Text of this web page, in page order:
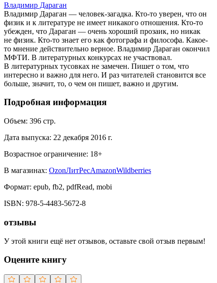
Владимир Дараган
Владимир Дараган — человек-загадка. Кто-то уверен, что он
физик и к литературе не имеет никакого отношения. Кто-то
убежден, что Дараган — очень хороший прозаик, но никак
не физик. Кто-то знает его как фотографа и философа. Какое-
то мнение действительно верное. Владимир Дараган окончил
МФТИ. В литературных конкурсах не участвовал.
В литературных тусовках не замечен. Пишет о том, что
интересно и важно для него. И раз читателей становится все
больше, значит, то, о чем он пишет, важно и другим.
Подробная информация
Объем: 396 стр.
Дата выпуска: 22 декабря 2016 г.
Возрастное ограничение: 18+
В магазинах: OzonЛитРесAmazonWildberries
Формат: epub, fb2, pdfRead, mobi
ISBN: 978-5-4483-5672-8
отзывы
У этой книги ещё нет отзывов, оставьте свой отзыв первым!
Оцените книгу